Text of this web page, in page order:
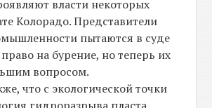
власти некоторых
Колорадо. Представители
пытаются в суде
право на бурение, но теперь их
вопросом.
что с экологической точки